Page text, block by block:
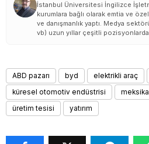
İstanbul Üniversitesi İngilizce
kurumlara bağlı olarak emtia ve
ve danışmanlık yaptı. Medya
vb) uzun yıllar çeşitli pozisyonlarda
ABD pazarı byd elektrikli araç
küresel otomotiv endüstrisi
meksika
üretim tesisi
yatırım